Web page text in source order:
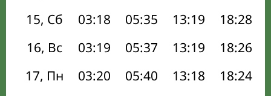
15, Сб
03:18 05:35 13:19 18:28
16, Вс
03:19 05:37 13:19 18:26
17, Пн
03:20 05:40 13:18 18:24